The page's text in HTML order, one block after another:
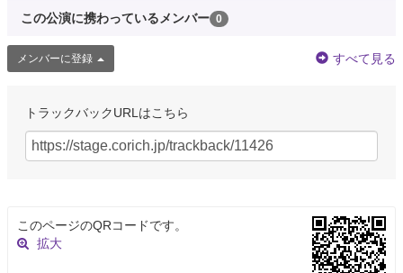
この公演に携わっているメンバー 0
メンバーに登録 すべて見る
トラックバックURLはこちら
このページのQRコードです。
拡大